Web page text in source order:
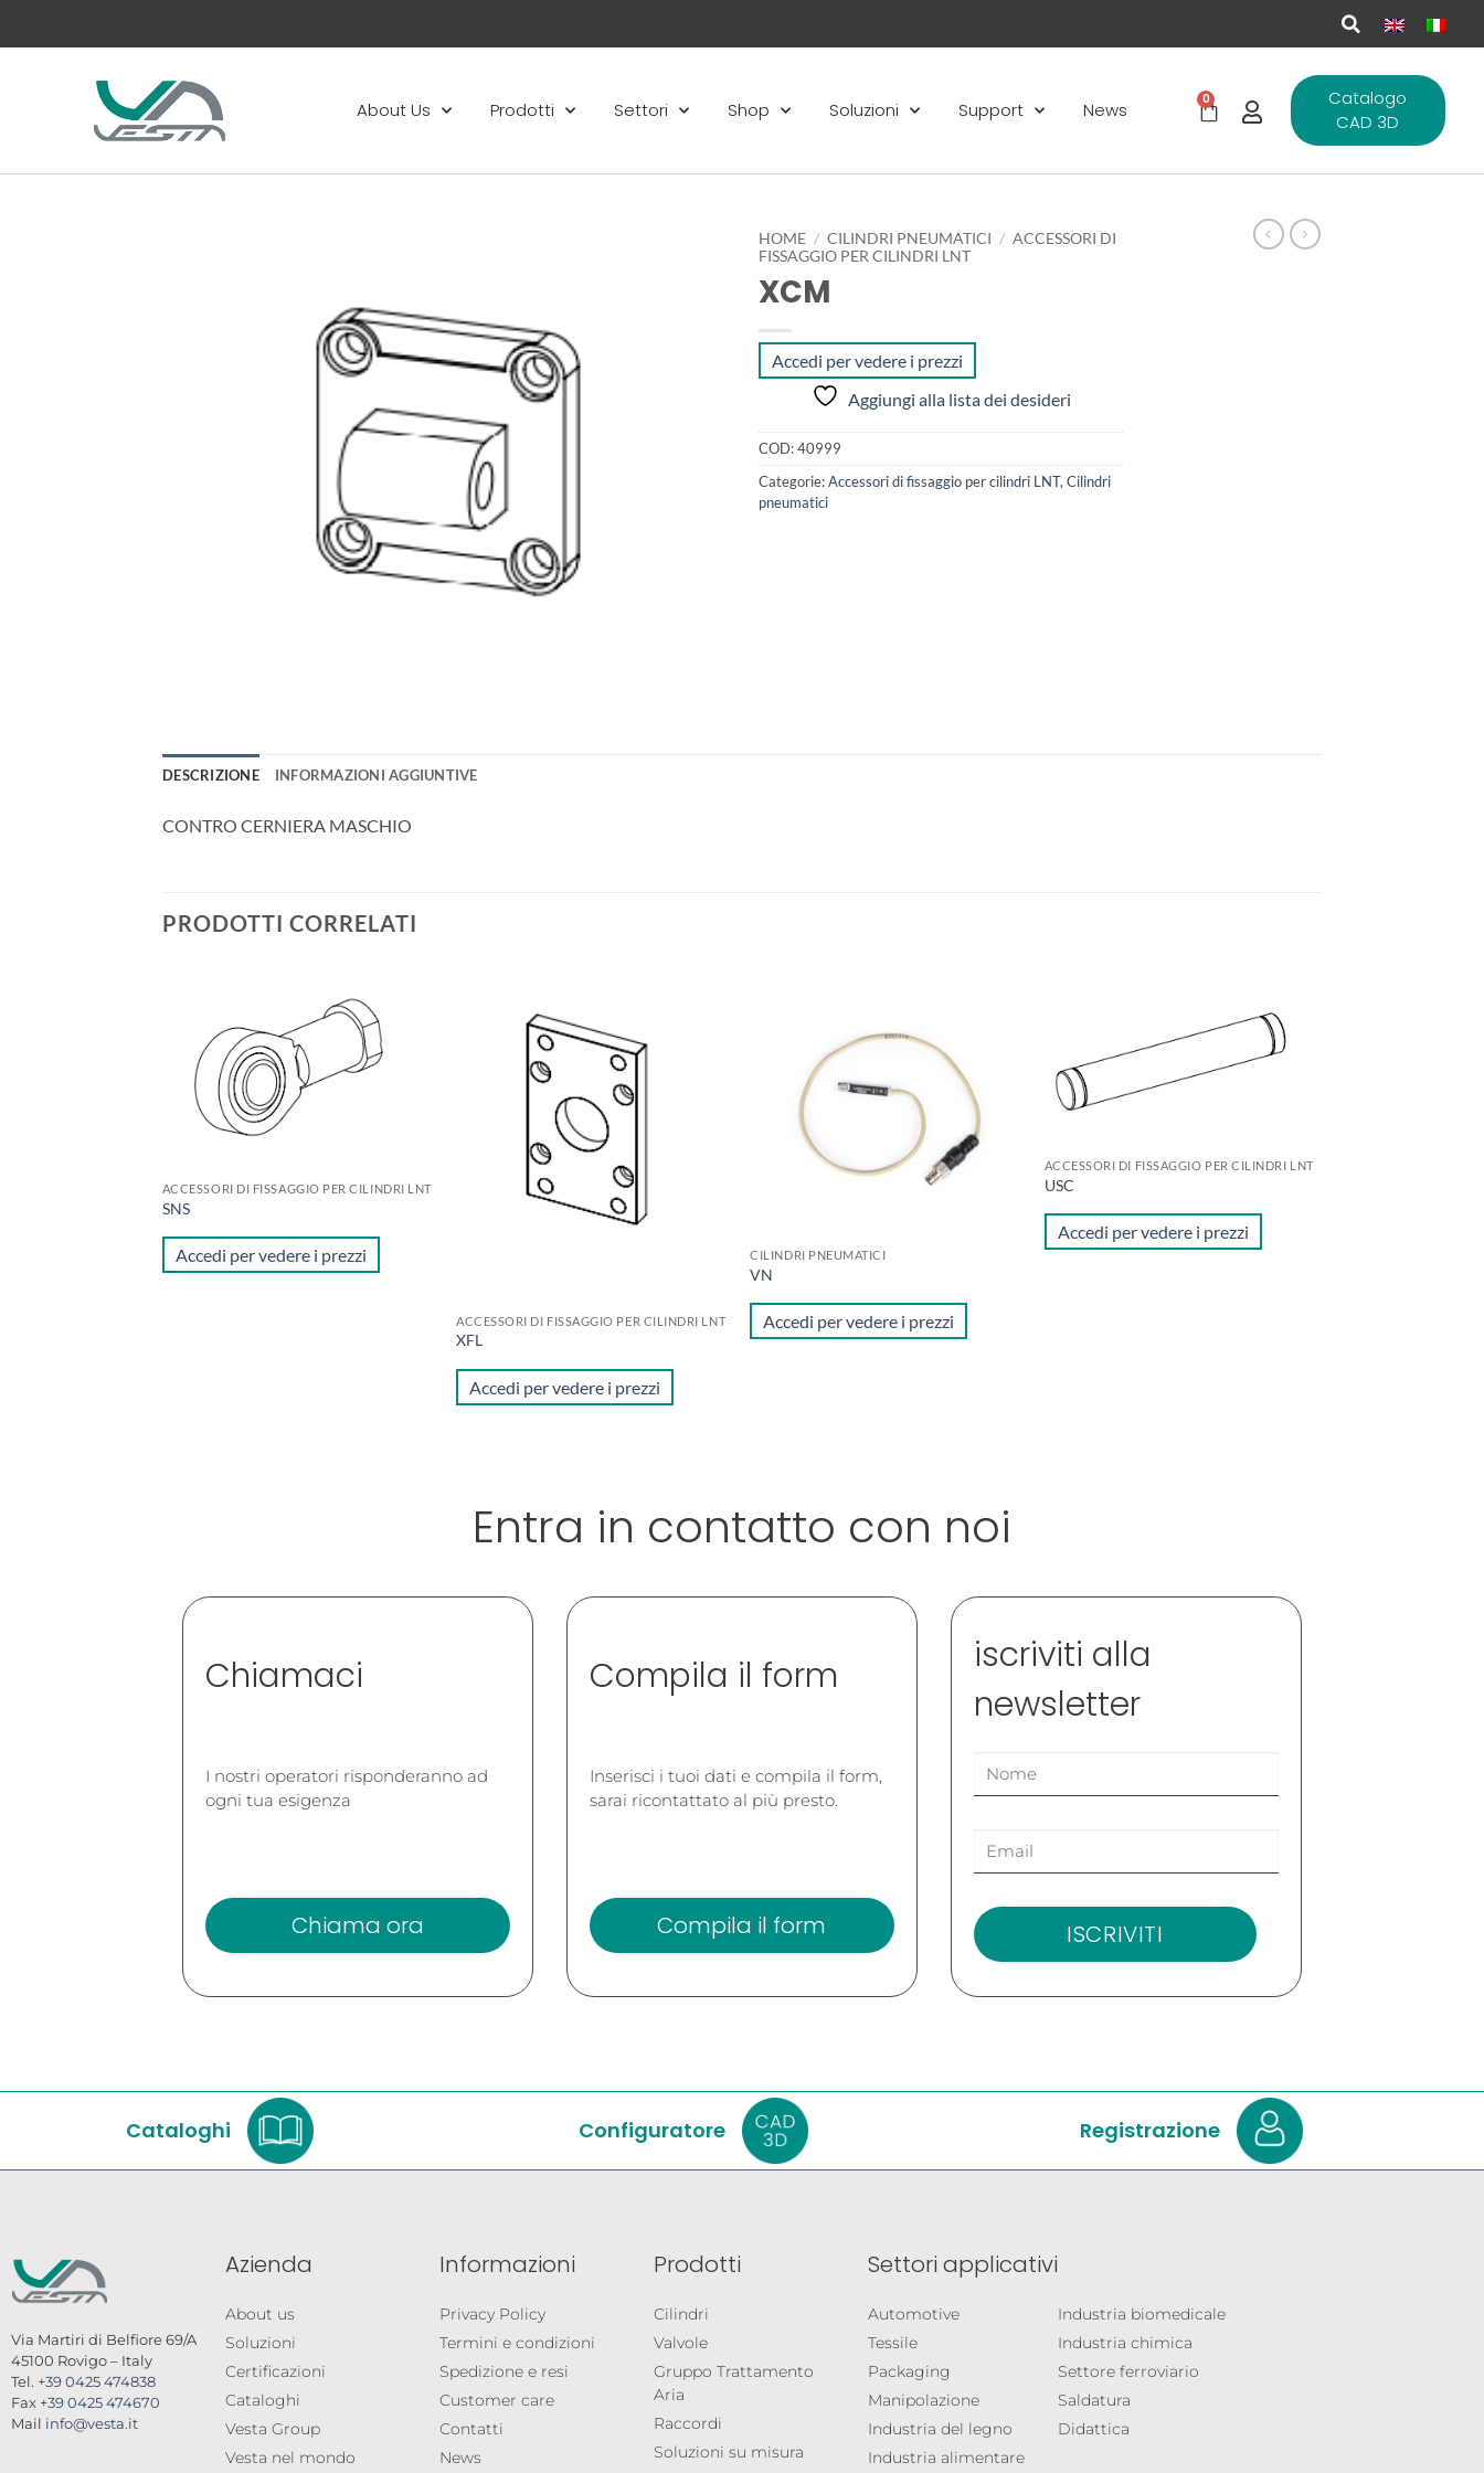
About Us Prodotti Settori Shop Soluzioni Support News 0
Catalogo
CAD 3D
HOME / CILINDRI PNEUMATICI / ACCESSORI DI
FISSAGGIO PER CILINDRI LNT
XCM
Accedi per vedere i prezzi
Aggiungi alla lista dei desideri
COD:40999
Categorie:Accessori di fissaggio per cilindri LNT, Cilindri
pneumatici
DESCRIZIONE INFORMAZIONI AGGIUNTIVE
CONTRO CERNIERA MASCHIO
PRODOTTI CORRELATI
Aggiungi
alla lista
desideri
ACCESSORI DI FISSAGGIO PER CILINDRI LNT
SNS
Accedi per vedere i prezzi
ACCESSORI DI FISSAGGIO PER CILINDRI LNT
XFL
Accedi per vedere i prezzi
desideri
CILINDRI PNEUMATICI
VN
Accedi per vedere i prezzi
Aggiungi
alla lista
dei
ACCESSORI DI FISSAGGIO PER CILINDRI LNT
USC
Accedi per vedere i prezzi
Entra in contatto con noi
Chiamaci
I nostri operatori risponderanno ad
ogni tua esigenza
Chiama ora
Compila il form
Inserisci i tuoi dati e compila il form,
sarai ricontattato al più presto.
Compila il form
iscriviti alla
newsletter
ISCRIVITI
Cataloghi Configuratore Registrazione
Via Martiri di Belfiore 69/A
45100 Rovigo – Italy
Tel. +39 0425 474838
Fax +39 0425 474670
Mail info@vesta.it
Azienda
About us
Soluzioni
Certificazioni
Cataloghi
Vesta Group
Vesta nel mondo
Informazioni
Privacy Policy
Termini e condizioni
Spedizione e resi
Customer care
Contatti
News
Prodotti
Cilindri
Valvole
Gruppo Trattamento
Aria
Raccordi
Soluzioni su misura
Settori applicativi
Automotive
Tessile
Packaging
Manipolazione
Industria del legno
Industria alimentare
Industria biomedicale
Industria chimica
Settore ferroviario
Saldatura
Didattica